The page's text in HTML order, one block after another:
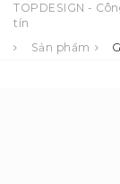
TOPDESIGN -
tín
Sản phẩm